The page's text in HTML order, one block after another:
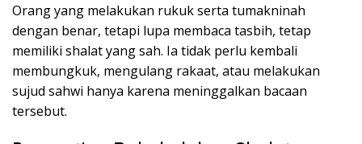
Orang yang melakukan rukuk serta tumakninah
dengan benar, tetapi lupa membaca tasbih, tetap
memiliki shalat yang sah. Ia tidak perlu kembali
membungkuk, mengulang rakaat, atau melakukan
sujud sahwi hanya karena meninggalkan bacaan
tersebut.